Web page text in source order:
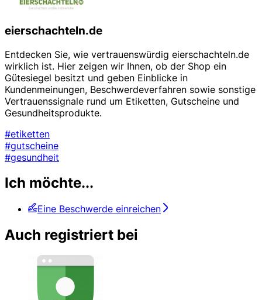
eierschachteln.de
Entdecken Sie, wie vertrauenswürdig eierschachteln.de
wirklich ist. Hier zeigen wir Ihnen, ob der Shop ein
Gütesiegel besitzt und geben Einblicke in
Kundenmeinungen, Beschwerdeverfahren sowie sonstige
Vertrauenssignale rund um Etiketten, Gutscheine und
Gesundheitsprodukte.
#etiketten
#gutscheine
#gesundheit
Ich möchte...
Eine Beschwerde einreichen
Auch registriert bei